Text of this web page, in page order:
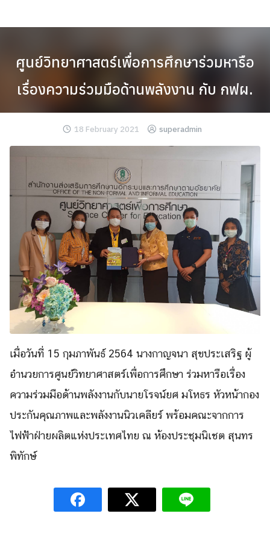
to
Search
ศูนย์วิทยาศาสตร์เพื่อการศึกษาร่วมหารือ
เรื่องความร่วมมือด้านพลังงาน กับ กฟผ.
18 February 2021 superadmin
เมื่อวันที่ 15 กุมภาพันธ์ 2564 นางกาญจนา สุขประเสริฐ ผู้
อำนวยการศูนย์วิทยาศาสตร์เพื่อการศึกษา ร่วมหารือเรื่อง
ความร่วมมือด้านพลังงานกับนายโรจน์ยศ มโหธร หัวหน้ากอง
ประกันคุณภาพและพลังงานนิวเคลียร์ พร้อมคณะจากการ
ไฟฟ้าฝ่ายผลิตแห่งประเทศไทย ณ ห้องประชุมนิเชต สุนทร
พิทักษ์